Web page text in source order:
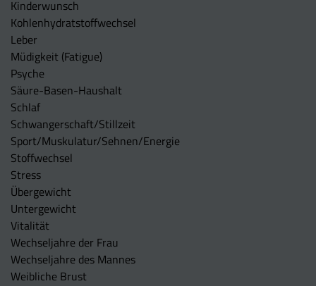
Kinderwunsch
Kohlenhydratstoffwechsel
Leber
Müdigkeit (Fatigue)
Psyche
Säure-Basen-Haushalt
Schlaf
Schwangerschaft/Stillzeit
Sport/Muskulatur/Sehnen/Energie
Stoffwechsel
Stress
Übergewicht
Untergewicht
Vitalität
Wechseljahre der Frau
Wechseljahre des Mannes
Weibliche Brust